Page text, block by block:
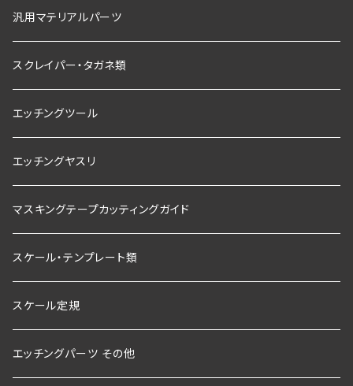
汎用マテリアルパーツ
スクレイパー・タガネ類
エッチングツール
エッチングヤスリ
マスキングテープカッティングガイド
スケール・テンプレート類
スケール定規
エッチングパーツ その他